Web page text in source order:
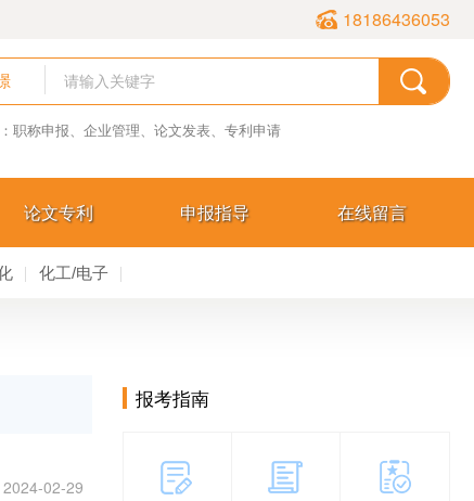
18186436053
职称申报、企业管理、论文发表、专利申请
论文专利 申报指导 在线留言
化工/电子
报考指南
2024-02-29